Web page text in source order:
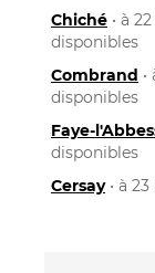
Chiché • à
disponibles
Combrand
disponibles
Faye-
disponibles
Cersay• à